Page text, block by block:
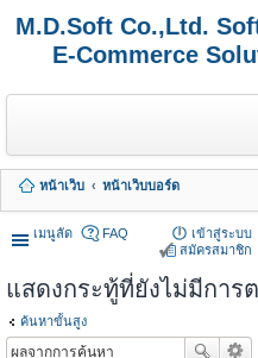
M.D.Soft Co.,Ltd.
E-Commerce
หน้าเว็บ
หน้าเว็บบอร์ด
เมนูลัด
FAQ
เข้าสู่ระบบ
สมัครสมาชิก
แสดงกระทู้ที่ยังไม่มีการ
ค้นหาขั้นสูง